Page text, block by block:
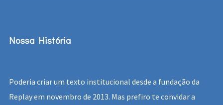
Nossa História
Poderia criar um texto institucional desde a fundação da
Replay em novembro de 2013. Mas prefiro te convidar a